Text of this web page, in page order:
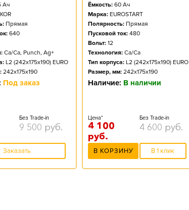
Ач
Прямая
640
Ca/Ca, Punch, Ag+
L2 (242x175x190) EURO
242x175x190
Под заказ
Без Trade-in
9 500 руб.
Заказать
Ёмкость: 60 Ач
Марка: EUROSTART
Полярность: Прямая
Пусковой ток: 480
Вольт: 12
Технология: Ca/Ca
Тип корпуса: L2 (242x175x190) EURO
Размер, мм: 242x175x190
Наличие: В наличии
Цена*
4 100
руб.
Без Trade-in
4 600 руб.
В КОРЗИНУ В 1 клик